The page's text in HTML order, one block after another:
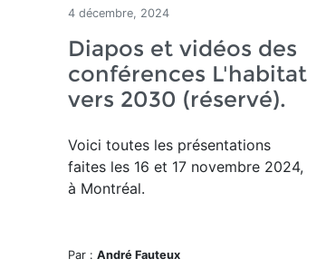
4 décembre, 2024
Diapos et vidéos des
conférences L'habitat
vers 2030 (réservé).
Voici toutes les présentations
faites les 16 et 17 novembre 2024,
à Montréal.
Par : André Fauteux